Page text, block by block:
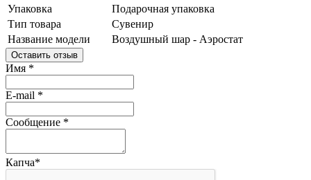
Упаковка
Подарочная упаковка
Тип товара
Сувенир
Название модели
Воздушный шар - Аэростат
Оставить отзыв
Имя *
E-mail *
Сообщение *
Капча*